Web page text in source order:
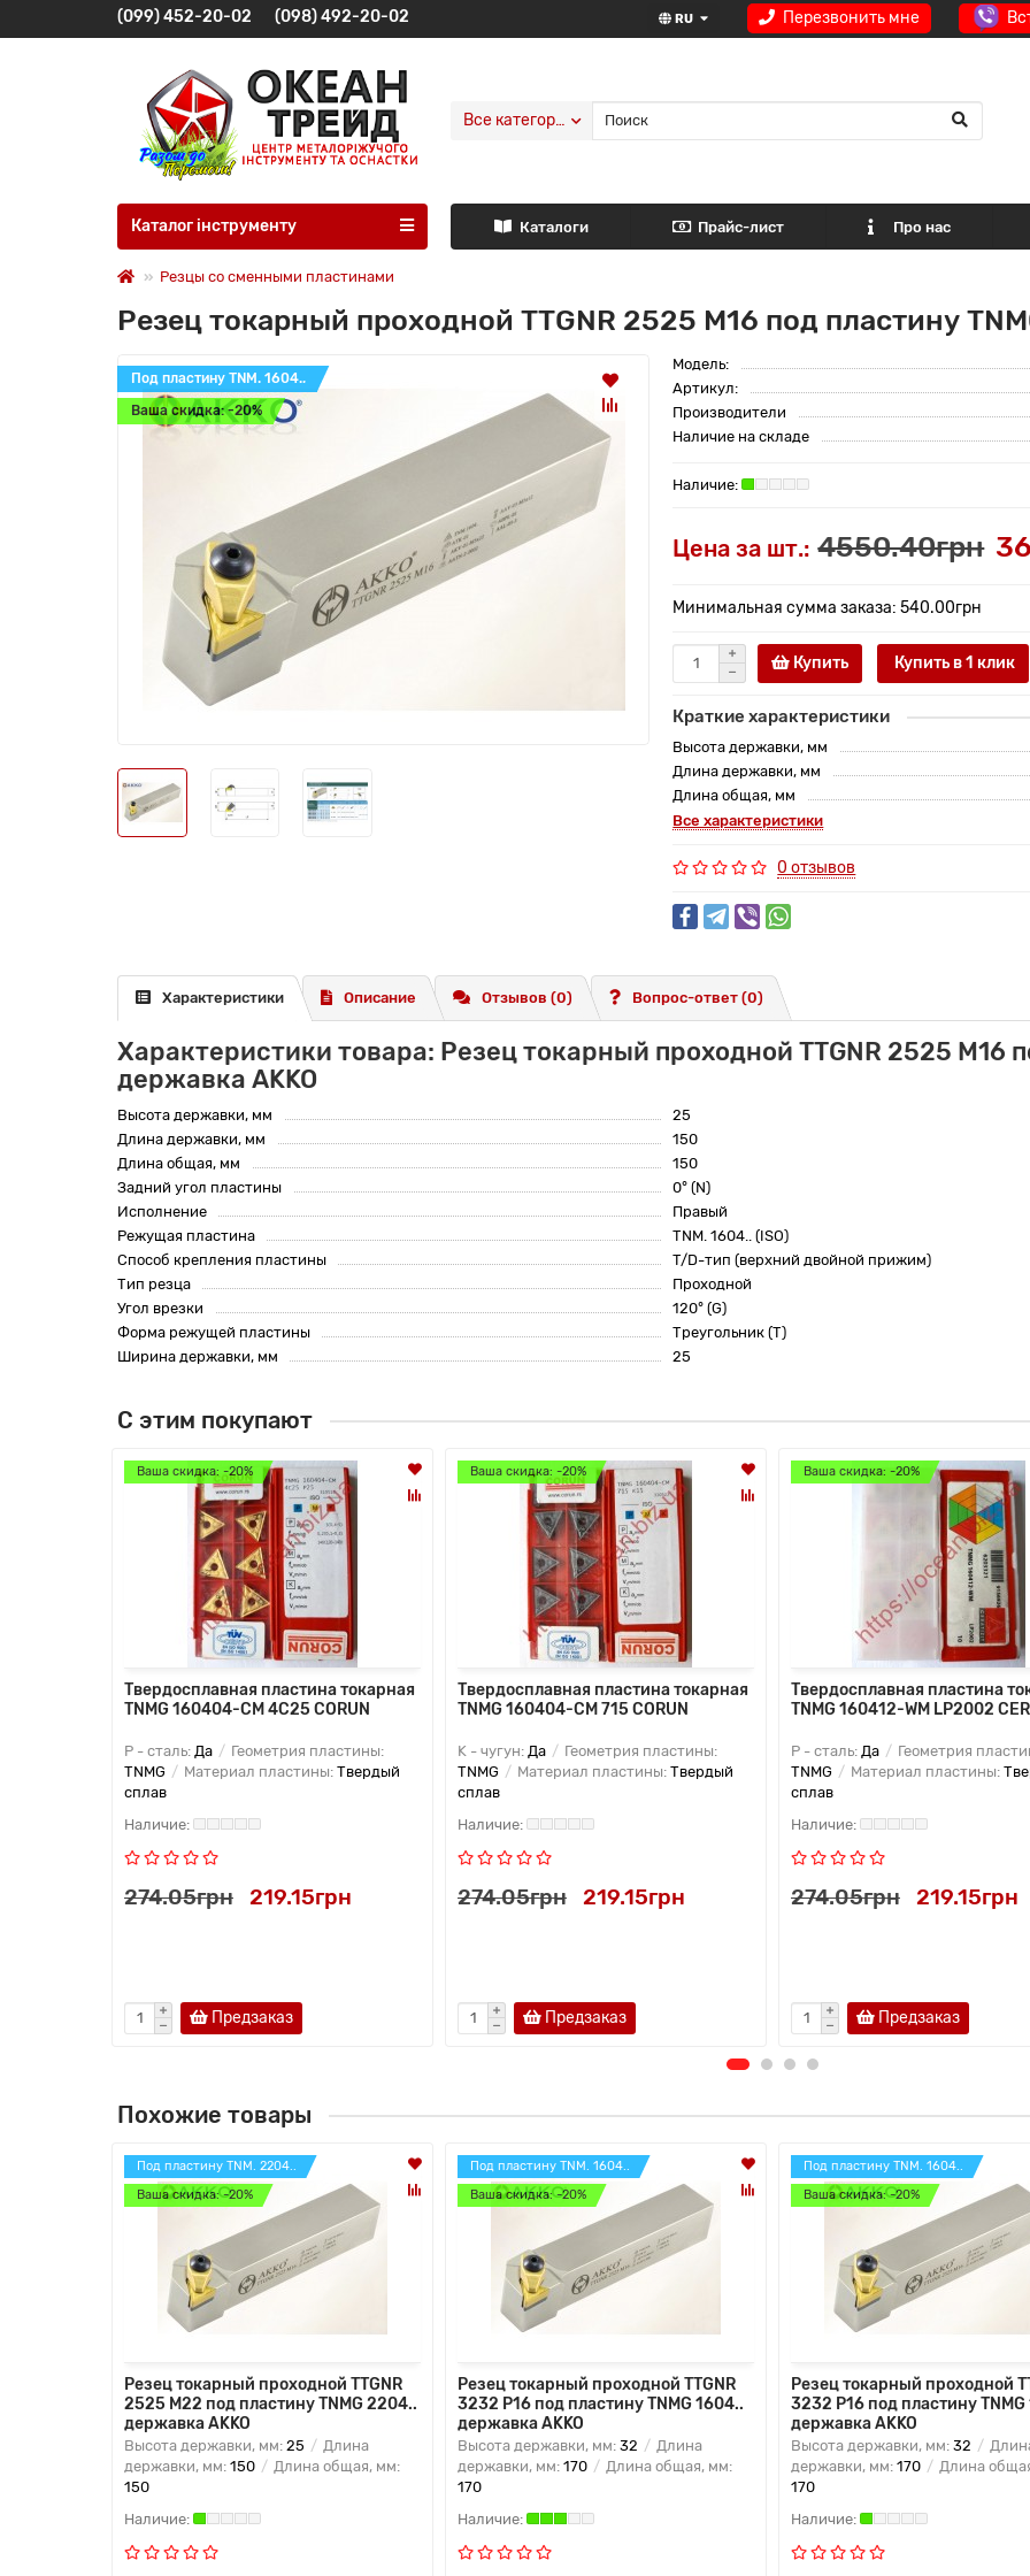
Перезвонить мне
RU
(099) 452-20-02 (098) 492-20-02
Все категории
Каталог інструменту Каталоги Прайс-лист Про нас
Резцы со сменными пластинами
Резец токарный проходной TTGNR 2525 M16 под пластину
Под пластину TNM. 1604..
Ваша скидка: -20%
Модель:
Артикул:
Производители
Наличие на складе
Цена за шт.: 4550.40грн
Минимальная сумма заказа: 540.00грн
Купить Купить в 1 клик
Краткие характеристики
Высота державки, мм
Длина державки, мм
Длина общая, мм
Все характеристики
0 отзывов
Характеристики Описание Отзывов (0) Вопрос-ответ (0)
Характеристики товара: Резец токарный проходной TTGNR 2525 M16
державка AKKO
Высота державки, мм
25
Длина державки, мм
150
Длина общая, мм
150
Задний угол пластины
0° (N)
Исполнение
Правый
Режущая пластина
TNM. 1604.. (ISO)
Способ крепления пластины
T/D-тип (верхний двойной прижим)
Тип резца
Проходной
Угол врезки
120° (G)
Форма режущей пластины
Треугольник (T)
Ширина державки, мм
25
С этим покупают
Ваша скидка: -20%
Твердосплавная пластина токарная
TNMG 160404-CM 4C25 CORUN
P - сталь: Да
Геометрия пластины:
TNMG
Материал пластины: Твердый
сплав
274.05грн 219.15грн
Предзаказ
Ваша скидка: -20%
Твердосплавная пластина токарная
TNMG 160404-CM 715 CORUN
K - чугун: Да
Геометрия пластины:
TNMG
Материал пластины: Твердый
сплав
274.05грн 219.15грн
Предзаказ
Ваша скидка: -20%
Твердосплавная пластина
TNMG 160412-WM LP2002
P - сталь: Да
Геометрия
TNMG
Материал пластины:
сплав
274.05грн 219.15грн
Предзаказ
Похожие товары
Под пластину TNM. 2204..
Ваша скидка: -20%
Резец токарный проходной TTGNR
2525 M22 под пластину TNMG 2204..
державка AKKO
Высота державки, мм: 25
Длина
державки, мм: 150
Длина общая, мм:
150
Под пластину TNM. 1604..
Ваша скидка: -20%
Резец токарный проходной TTGNR
3232 P16 под пластину TNMG 1604..
державка AKKO
Высота державки, мм: 32
Длина
державки, мм: 170
Длина общая, мм:
170
Под пластину TNM. 1604..
Ваша скидка: -20%
Резец токарный проходной
3232 P16 под пластину TNMG
державка AKKO
Высота державки, мм: 32
державки, мм: 170
Длина
170